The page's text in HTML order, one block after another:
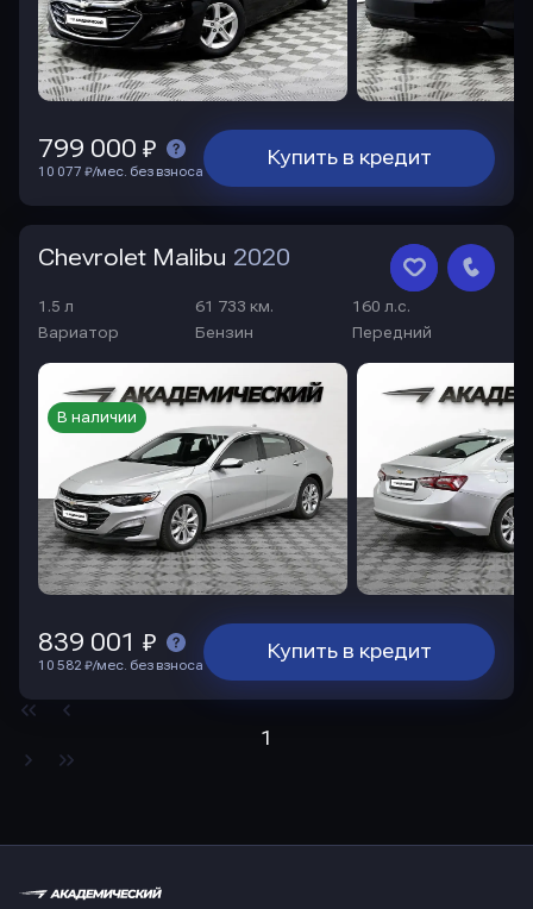
Купить в кредит
799 000 ₽
10 077 ₽/мес. без взноса
Chevrolet Malibu 2020
1.5 л 61 733 км.
160 л.с.
Вариатор
Бензин Передний
В наличии
Купить в кредит
839 001 ₽
10 582 ₽/мес. без взноса
1